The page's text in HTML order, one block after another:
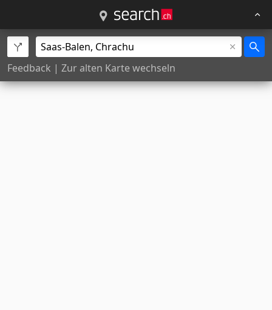
Feedback | Zur alten Karte wechseln